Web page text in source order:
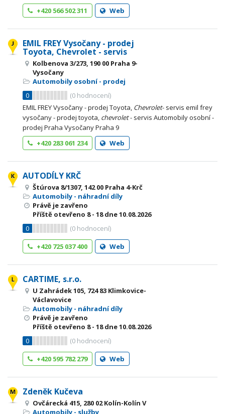
+420 566 502 311
Web
EMIL FREY Vysočany - prodej
Toyota, Chevrolet - servis
Kolbenova 3/273, 190 00 Praha 9-
Vysočany
Automobily osobní - prodej
0
(0 hodnocení)
EMIL FREY Vysočany - prodej Toyota, Chevrolet- servis emil frey
vysočany - prodej toyota, chevrolet- servis Automobily osobní -
prodej Praha Vysočany Praha 9
+420 283 061 234
Web
AUTODÍLY KRČ
Štúrova 8/1307, 142 00 Praha 4-Krč
Automobily - náhradní díly
Právě je zavřeno
Příště otevřeno 8 - 18dne 10.08.2026
0
(0 hodnocení)
+420 725 037 400
Web
CARTIME, s.r.o.
U Zahrádek 105, 724 83 Klimkovice-
Václavovice
Automobily - náhradní díly
Právě je zavřeno
Příště otevřeno 8 - 18dne 10.08.2026
0
(0 hodnocení)
+420 595 782 279
Web
Zdeněk Kučeva
Ovčárecká 415, 280 02 Kolín-Kolín V
Automobily - služby